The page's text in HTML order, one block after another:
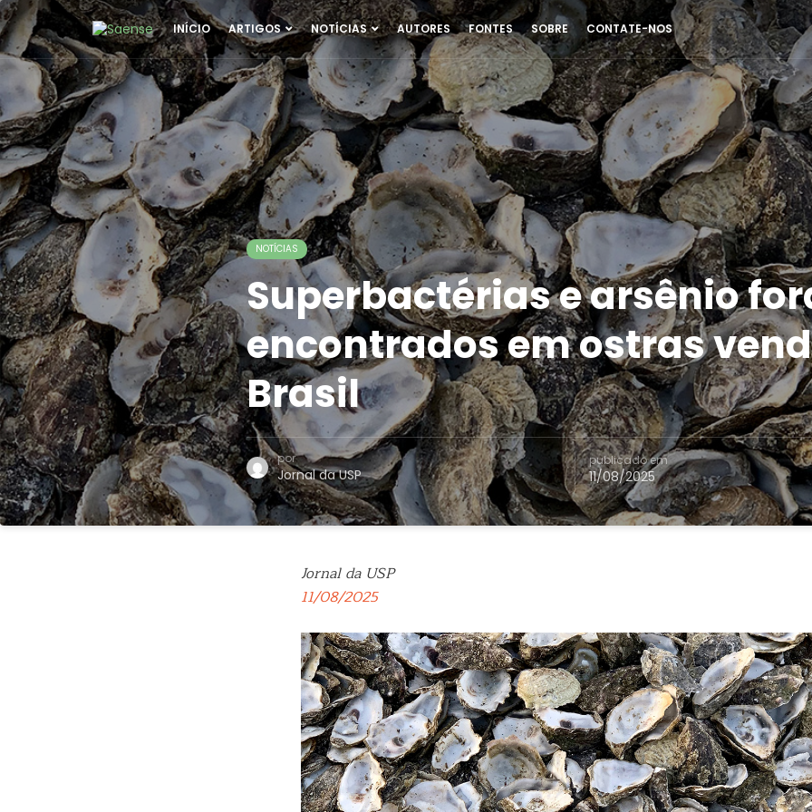
INÍCIO ARTIGOS NOTÍCIAS AUTORES FONTES SOBRE CONTATE-NOS
NOTÍCIAS
Superbactérias e arsênio
encontrados em ostras
Brasil
por
Jornal da USP
publicado em
11/08/2025
Jornal da USP
11/08/2025